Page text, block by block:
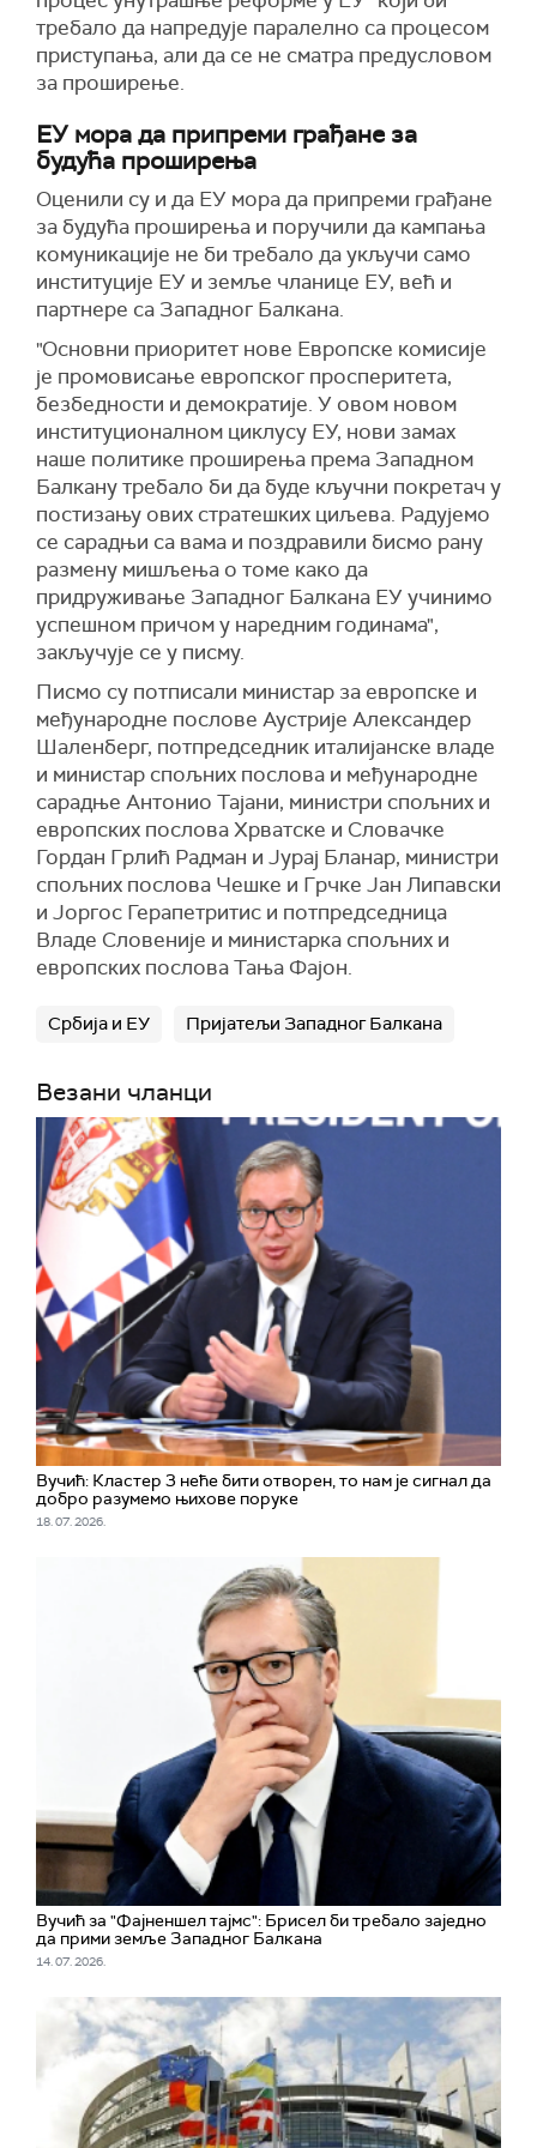
требало да напредује паралелно са процесом
приступања, али да се не сматра предусловом
за проширење.
ЕУ мора да припреми грађане за
будућа проширења
Оценили су и да ЕУ мора да припреми грађане
за будућа проширења и поручили да кампања
комуникације не би требало да укључи само
институције ЕУ и земље чланице ЕУ, већ и
партнере са Западног Балкана.
"Основни приоритет нове Европске комисије
је промовисање европског просперитета,
безбедности и демократије. У овом новом
институционалном циклусу ЕУ, нови замах
наше политике проширења према Западном
Балкану требало би да буде кључни покретач у
постизању ових стратешких циљева. Радујемо
се сарадњи са вама и поздравили бисмо рану
размену мишљења о томе како да
придруживање Западног Балкана ЕУ учинимо
успешном причом у наредним годинама",
закључује се у писму.
Писмо су потписали министар за европске и
међународне послове Аустрије Александер
Шаленберг, потпредседник италијанске владе
и министар спољних послова и међународне
сарадње Антонио Тајани, министри спољних и
европских послова Хрватске и Словачке
Гордан Грлић Радман и Јурај Бланар, министри
спољних послова Чешке и Грчке Јан Липавски
и Јоргос Герапетритис и потпредседница
Владе Словеније и министарка спољних и
европских послова Тања Фајон.
Србија и ЕУ Пријатељи Западног Балкана
Везани чланци
Вучић: Кластер 3 неће бити отворен, то нам је сигнал да
добро разумемо њихове поруке
18. 07. 2026.
Вучић за "Фајненшел тајмс": Брисел би требало заједно
да прими земље Западног Балкана
14. 07. 2026.